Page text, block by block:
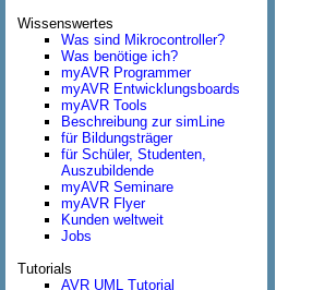
Wissenswertes
Was sind Mikrocontroller?
Was benötige ich?
myAVR Programmer
myAVR Entwicklungsboards
myAVR Tools
Beschreibung zur simLine
für Bildungsträger
für Schüler, Studenten,
Auszubildende
myAVR Seminare
myAVR Flyer
Kunden weltweit
Jobs
Tutorials
AVR UML Tutorial